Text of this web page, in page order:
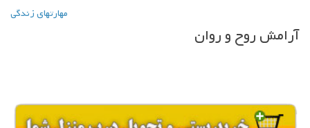
مهارتهاي زندگي
آرامش روح و روان